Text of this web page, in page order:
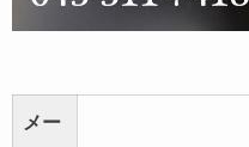
メー